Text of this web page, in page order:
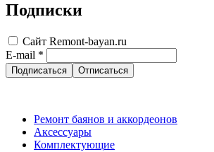
Подписки
Сайт Remont-bayan.ru
E-mail *
Ремонт баянов и аккордеонов
Аксессуары
Комплектующие